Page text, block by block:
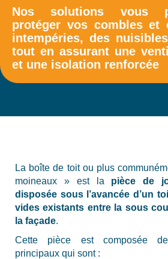
Nos solutions vous
protéger vos combles et
intempéries, des
tout en assurant une
et une isolation renforcée
La boîte de toit ou plus
moineaux » est la pièce de
disposée sous l’avancée d’un
vides existants entre la sous
la façade.
Cette pièce est composée
principaux qui sont :